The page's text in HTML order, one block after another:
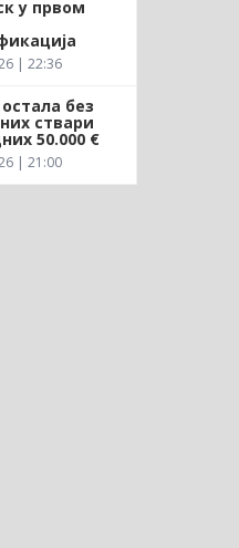
у првом
| 22:36
без
ствари
50.000 €
| 21:00